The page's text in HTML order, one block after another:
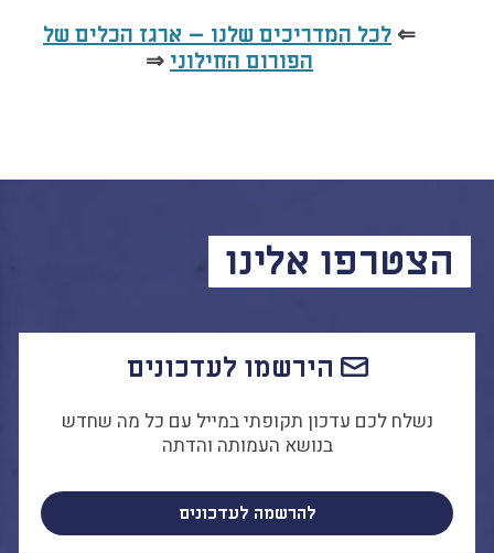
⇐ לכל המדריכים שלנו – ארגז הכלים של
הפורום החילוני ⇒
הצטרפו אלינו
הירשמו לעדכונים
נשלח לכם עדכון תקופתי במייל עם כל מה שחדש
בנושא העמותה והדתה
להרשמה לעדכונים